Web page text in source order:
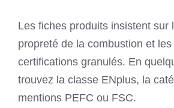
Les fiches produits insistent sur
propreté de la combustion et
certifications granulés. En
trouvez la classe ENplus, la
mentions PEFC ou FSC.